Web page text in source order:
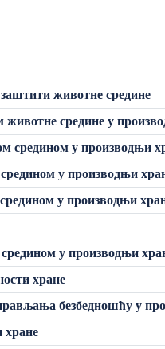
животне средине
средине у
у производњи
у производњи
у производњи
у производњи
хране
безбедношћу у